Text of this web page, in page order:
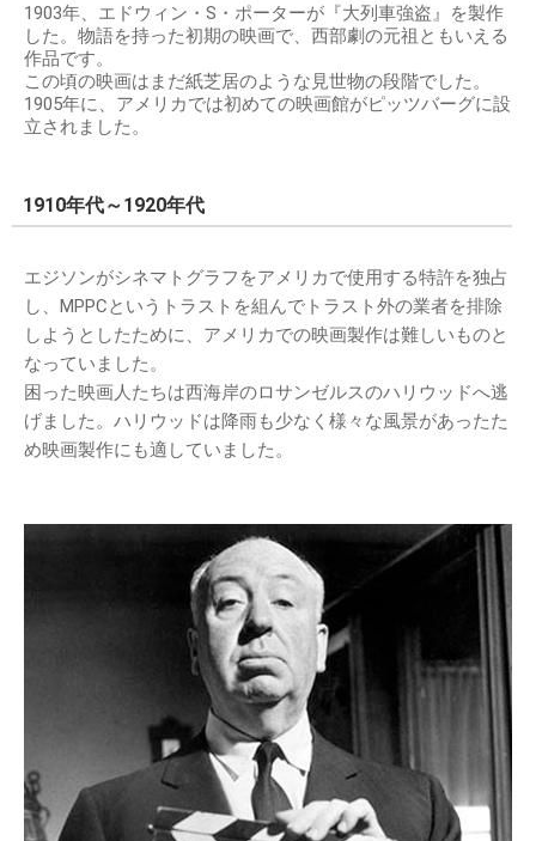
1903年、エドウィン・S・ポーターが『大列車強盗』を製作
した。物語を持った初期の映画で、西部劇の元祖ともいえる
作品です。
この頃の映画はまだ紙芝居のような見世物の段階でした。
1905年に、アメリカでは初めての映画館がピッツバーグに設
立されました。
1910年代～1920年代
エジソンがシネマトグラフをアメリカで使用する特許を独占
し、MPPCというトラストを組んでトラスト外の業者を排除
しようとしたために、アメリカでの映画製作は難しいものと
なっていました。
困った映画人たちは西海岸のロサンゼルスのハリウッドへ逃
げました。ハリウッドは降雨も少なく様々な風景があったた
め映画製作にも適していました。